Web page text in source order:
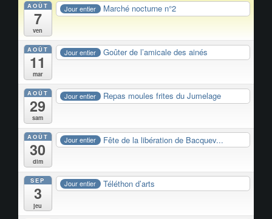
AOÛT
7
ven
Jour entier Marché nocturne n°2
AOÛT
11
mar
Jour entier Goûter de l’amicale des ainés
AOÛT
29
sam
Jour entier Repas moules frites du Jumelage
AOÛT
30
dim
Jour entier Fête de la libération de Bacquev...
SEP
3
jeu
Jour entier Téléthon d’arts